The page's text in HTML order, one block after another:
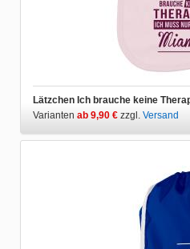
Lätzchen Ich brauche keine
Varianten ab 9,90 € zzgl. Versand